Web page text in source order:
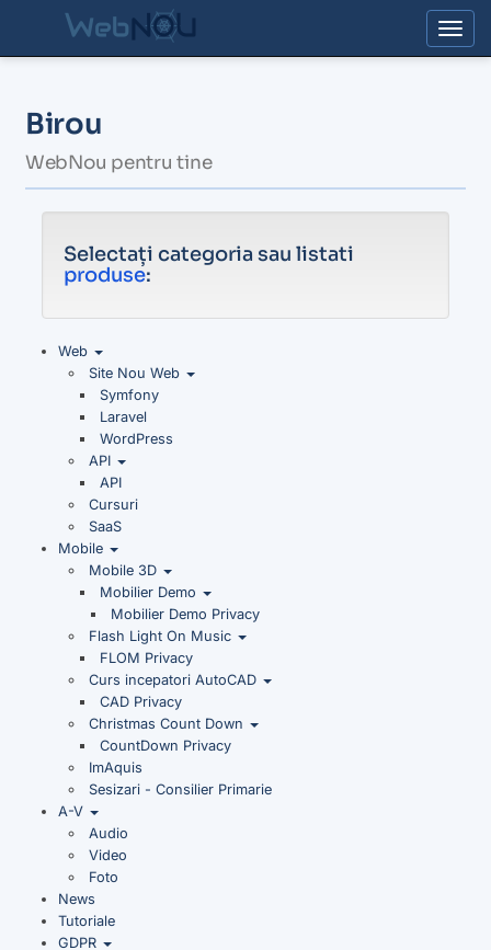
Birou
WebNou pentru tine
Selectați categoria sau listati
produse:
Web
Site Nou Web
Symfony
Laravel
WordPress
API
API
Cursuri
SaaS
Mobile
Mobile 3D
Mobilier Demo
Mobilier Demo Privacy
Flash Light On Music
FLOM Privacy
Curs incepatori AutoCAD
CAD Privacy
Christmas Count Down
CountDown Privacy
ImAquis
Sesizari - Consilier Primarie
A-V
Audio
Video
Foto
News
Tutoriale
GDPR